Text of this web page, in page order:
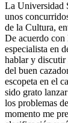
La Universidad
unos
de la Cultura,
De acuerdo con
especialista en
hablar y discutir
del buen
escopeta en el
sido grato
los problemas
momento me